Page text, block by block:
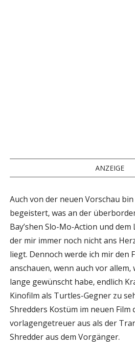
ANZEIGE
Auch von der neuen Vorschau
begeistert, was an der
Bay’shen Slo-Mo-Action und
der mir immer noch nicht ans
liegt. Dennoch werde ich mir den
anschauen, wenn auch vor allem,
lange gewünscht habe, endlich
Kinofilm als Turtles-Gegner zu
Shredders Kostüm im neuen Film
vorlagengetreuer aus als der
Shredder aus dem Vorgänger.